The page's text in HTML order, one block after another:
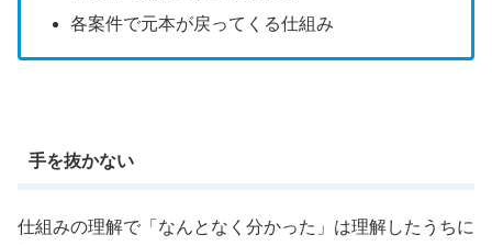
各案件で元本が戻ってくる仕組み
手を抜かない
仕組みの理解で「なんとなく分かった」は理解したうちに